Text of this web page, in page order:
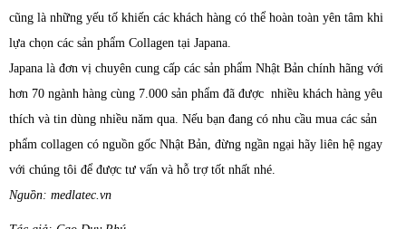
cũng là những yếu tố khiến các khách hàng có thể hoàn toàn yên tâm khi
lựa chọn các sản phẩm Collagen tại Japana.
Japana là đơn vị chuyên cung cấp các sản phẩm Nhật Bản chính hãng với
hơn 70 ngành hàng cùng 7.000 sản phẩm đã được nhiều khách hàng yêu
thích và tin dùng nhiều năm qua. Nếu bạn đang có nhu cầu mua các sản
phẩm collagen có nguồn gốc Nhật Bản, đừng ngần ngại hãy liên hệ ngay
với chúng tôi để được tư vấn và hỗ trợ tốt nhất nhé.
Nguồn: medlatec.vn